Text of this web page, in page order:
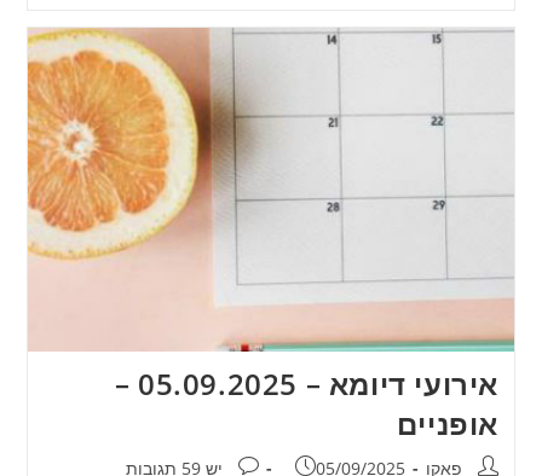
אירועי דיומא – 05.09.2025 –
אופניים
מחבר:פאקו פורסם:
05/09/2025 תגובות:
יש 59 תגובות